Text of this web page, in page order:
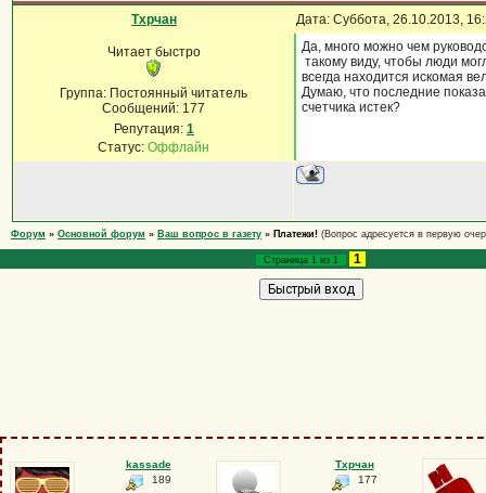
Тхрчан Дата: Суббота, 26.10.2013,
Читает быстро
Группа: Постоянный читатель
Сообщений: 177
Репутация: 1
Статус:Оффлайн
Да, много можно чем
такому виду, чтобы люди
всегда находится искомая
Думаю, что последние
счетчика истек?
Форум » Основной форум » Ваш вопрос в газету » Платежи! (Вопрос адресуется в первую
Страница 1 из 1 1
kassade
189
Тхрчан
177